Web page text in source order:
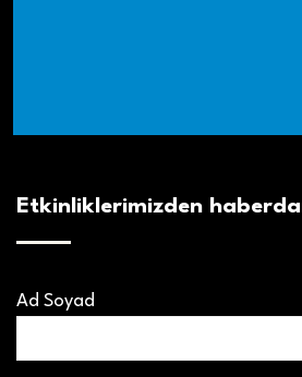
Etkinliklerimizden
Ad Soyad